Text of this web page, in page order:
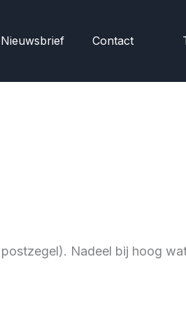
Nieuwsbrief Contact
Nadeel bij hoog